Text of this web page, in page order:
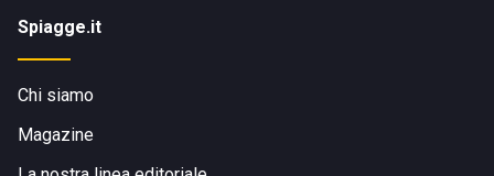
Spiagge.it
Chi siamo
Magazine